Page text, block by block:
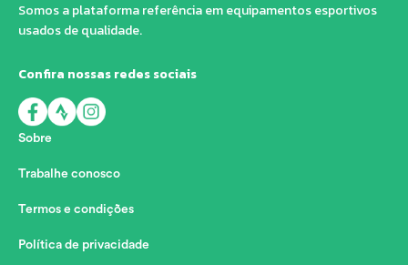
Somos a plataforma referência em equipamentos esportivos
usados de qualidade.
Confira nossas redes sociais
Sobre
Trabalhe conosco
Termos e condições
Política de privacidade